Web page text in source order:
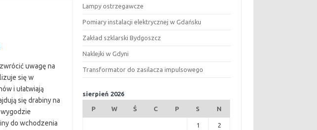
uwagę na
się w
i ułatwiają
się drabiny na
do wchodzenia
Lampy ostrzegawcze
Pomiary instalacji elektrycznej w Gdańsku
Zakład szklarski Bydgoszcz
Naklejki w Gdyni
Transformator do zasilacza impulsowego
sierpień 2026
P W Ś C P S N
1 2